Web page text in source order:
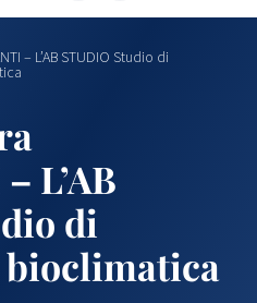
– L’AB STUDIO Studio di
L’AB
di